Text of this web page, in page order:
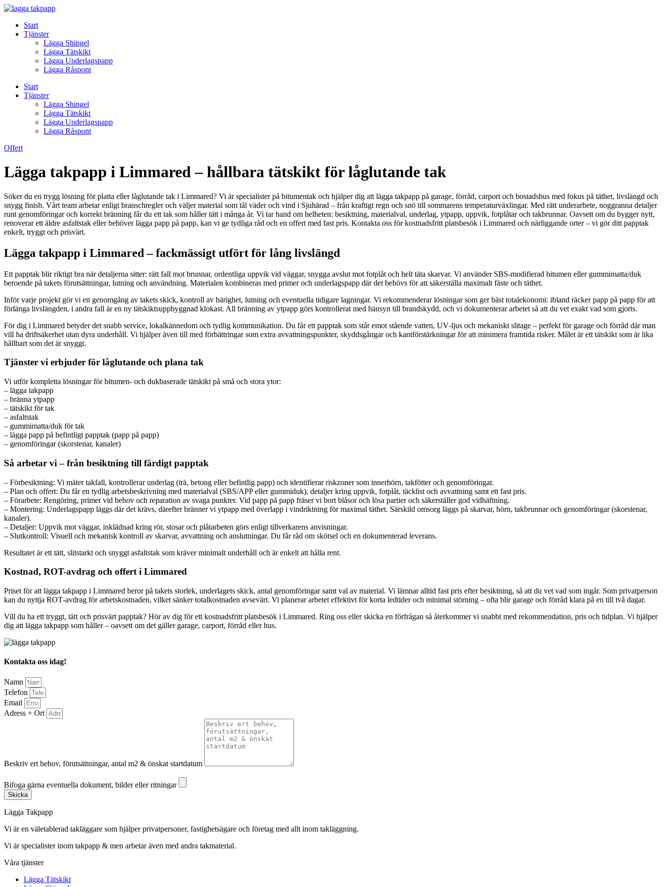
Skip
contentStart
Tjänster
Lägga Shingel
Lägga Tätskikt
Lägga Underlagspapp
Lägga Råspont
Start
Tjänster
Lägga Shingel
Lägga Tätskikt
Lägga Underlagspapp
Lägga Råspont
Offert
Lägga takpapp i Limmared – hållbara tätskikt för låglutande tak
Söker du en trygg lösning för platta eller låglutande tak i Limmared? Vi är specialister på bitumentak och hjälper dig att lägga takpapp på garage, förråd, carport och bostadshus med fokus på täthet, livslängd och
snygg finish. Vårt team arbetar enligt branschregler och väljer material som tål väder och vind i Sjuhärad – från kraftigt regn och snö till sommarens temperaturväxlingar. Med rätt underarbete, noggranna detaljer
runt genomföringar och korrekt bränning får du ett tak som håller tätt i många år. Vi tar hand om helheten: besiktning, materialval, underlag, ytpapp, uppvik, fotplåtar och takbrunnar. Oavsett om du bygger nytt,
renoverar ett äldre asfaltstak eller behöver lägga papp på papp, kan vi ge tydliga råd och en offert med fast pris. Kontakta oss för kostnadsfritt platsbesök i Limmared och närliggande orter – vi gör ditt papptak
enkelt, tryggt och prisvärt.
Lägga takpapp i Limmared – fackmässigt utfört för lång livslängd
Ett papptak blir riktigt bra när detaljerna sitter: rätt fall mot brunnar, ordentliga uppvik vid väggar, snygga avslut mot fotplåt och helt täta skarvar. Vi använder SBS‑modifierad bitumen eller gummimatta/duk
beroende på takets förutsättningar, lutning och användning. Materialen kombineras med primer och underlagspapp där det behövs för att säkerställa maximalt fäste och täthet.
Inför varje projekt gör vi en genomgång av takets skick, kontroll av bärighet, lutning och eventuella tidigare lagningar. Vi rekommenderar lösningar som ger bäst totalekonomi: ibland räcker papp på papp för att
förlänga livslängden, i andra fall är en ny tätskiktsuppbyggnad klokast. All bränning av ytpapp görs kontrollerat med hänsyn till brandskydd, och vi dokumenterar arbetet så att du vet exakt vad som gjorts.
För dig i Limmared betyder det snabb service, lokalkännedom och tydlig kommunikation. Du får ett papptak som står emot stående vatten, UV‑ljus och mekaniskt slitage – perfekt för garage och förråd där man
vill ha driftsäkerhet utan dyra underhåll. Vi hjälper även till med förbättringar som extra avvattningspunkter, skyddsgångar och kantförstärkningar för att minimera framtida risker. Målet är ett tätskikt som är lika
hållbart som det är snyggt.
Tjänster vi erbjuder för låglutande och plana tak
Vi utför kompletta lösningar för bitumen- och dukbaserade tätskikt på små och stora ytor:
– lägga takpapp
– bränna ytpapp
– tätskikt för tak
– asfaltstak
– gummimatta/duk för tak
– lägga papp på befintligt papptak (papp på papp)
– genomföringar (skorstenar, kanaler)
Så arbetar vi – från besiktning till färdigt papptak
– Förbesiktning: Vi mäter takfall, kontrollerar underlag (trä, betong eller befintlig papp) och identifierar riskzoner som innerhörn, takfötter och genomföringar.
– Plan och offert: Du får en tydlig arbetsbeskrivning med materialval (SBS/APP eller gummiduk), detaljer kring uppvik, fotplåt, täcklist och avvattning samt ett fast pris.
– Förarbete: Rengöring, primer vid behov och reparation av svaga punkter. Vid papp på papp fräser vi bort blåsor och lösa partier och säkerställer god vidhäftning.
– Montering: Underlagspapp läggs där det krävs, därefter bränner vi ytpapp med överlapp i vindriktning för maximal täthet. Särskild omsorg läggs på skarvar, hörn, takbrunnar och genomföringar (skorstenar,
kanaler).
– Detaljer: Uppvik mot väggar, inklädnad kring rör, stosar och plåtarbeten görs enligt tillverkarens anvisningar.
– Slutkontroll: Visuell och mekanisk kontroll av skarvar, avvattning och anslutningar. Du får råd om skötsel och en dokumenterad leverans.
Resultatet är ett tätt, slitstarkt och snyggt asfaltstak som kräver minimalt underhåll och är enkelt att hålla rent.
Kostnad, ROT-avdrag och offert i Limmared
Priset för att lägga takpapp i Limmared beror på takets storlek, underlagets skick, antal genomföringar samt val av material. Vi lämnar alltid fast pris efter besiktning, så att du vet vad som ingår. Som privatperson
kan du nyttja ROT‑avdrag för arbetskostnaden, vilket sänker totalkostnaden avsevärt. Vi planerar arbetet effektivt för korta ledtider och minimal störning – ofta blir garage och förråd klara på en till två dagar.
Vill du ha ett tryggt, tätt och prisvärt papptak? Hör av dig för ett kostnadsfritt platsbesök i Limmared. Ring oss eller skicka en förfrågan så återkommer vi snabbt med rekommendation, pris och tidplan. Vi hjälper
dig att lägga takpapp som håller – oavsett om det gäller garage, carport, förråd eller hus.
Kontakta oss idag!
Namn
Telefon
Email
Adress + Ort
Beskriv ert behov, förutsättningar, antal m2 & önskat startdatum
Bifoga gärna eventuella dokument, bilder eller ritningar
Skicka
Lägga Takpapp
Vi är en väletablerad takläggare som hjälper privatpersoner, fastighetsägare och företag med allt inom takläggning.
Vi är specialister inom takpapp & men arbetar även med andra takmaterial.
Våra tjänster
Lägga Tätskikt